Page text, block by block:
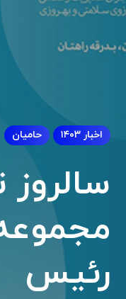
اخبار ۱۴۰۳ حامیان
رئیس